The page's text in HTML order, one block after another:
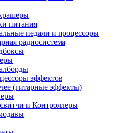
питания
педали и процессоры
радиосистема
эффектов
(гитарные эффекты)
и Контроллеры